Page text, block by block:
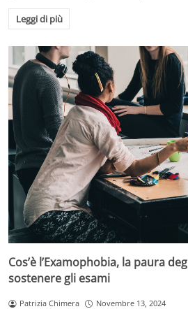
Leggi di più
Cos’è l’Examophobia, la paura
sostenere gli esami
Patrizia Chimera Novembre 13, 2024